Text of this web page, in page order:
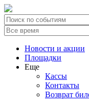
Новости и акции
Площадки
Еще
Кассы
Контакты
Возврат